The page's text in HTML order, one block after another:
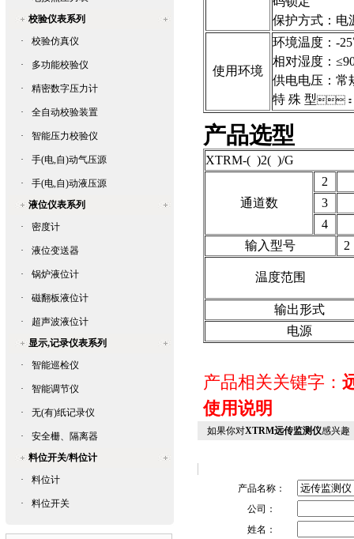
校验仪表系列
·
校验仿真仪
· 多功能校验仪
· 精密数字压力计
· 全自动校验装置
· 智能压力校验仪
· 手(电,自)动气压源
·
手(电,自)动液压源
液位仪表系列
·
密度计
· 液位变送器
· 锅炉液位计
· 磁翻板液位计
·
超声波液位计
显示,记录仪表系列
·
智能巡检仪
· 智能调节仪
· 无(有)纸记录仪
·
安全栅、隔离器
料位开关/料位计
·
料位计
· 料位开关
保护方式 ： 电
使用环境
环境温度 ： -
相对湿度 ：
供电电压 ： 常
特 殊 型：
产品选型
XTRM-( )2( )/G
通道数
2
3
4
输入型号
2
温度范围
输出形式
电源
产品相关关键字：
使用说明
如果你对XTRM远传监测仪感兴趣
产品名称：
公司：
姓名：